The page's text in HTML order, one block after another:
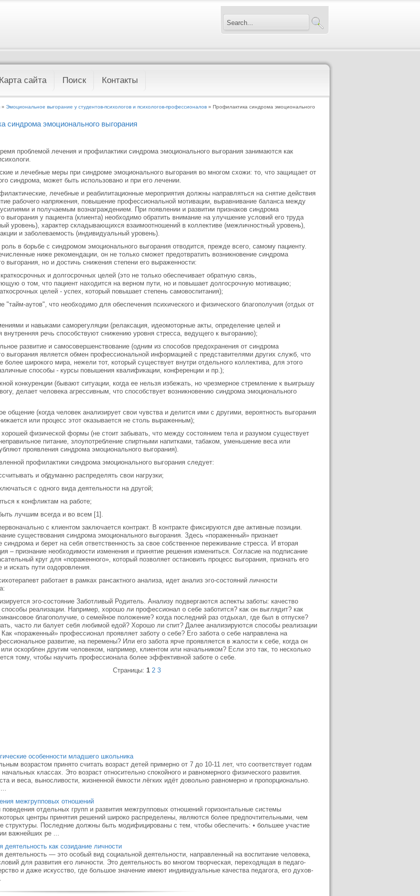
Карта сайта Поиск Контакты
» Эмоциональное выгорание у студентов-психологов и психологов-профессионалов » Профилактика синдрома эмоционального
синдрома эмоционального выгорания
проблемой лечения и профилактики синдрома эмоционального выгорания занимаются как
и лечебные меры при синдроме эмоционального выгорания во многом схожи: то, что защищает от
синдрома, может быть использовано и при его лечении.
лечебные и реабилитационные мероприятия должны направляться на снятие действия
рабочего напряжения, повышение профессиональной мотивации, выравнивание баланса между
и получаемым вознаграждением. При появлении и развитии признаков синдрома
выгорания у пациента (клиента) необходимо обратить внимание на улучшение условий его труда
уровень), характер складывающихся взаимоотношений в коллективе (межличностный уровень),
и заболеваемость (индивидуальный уровень).
в борьбе с синдромом эмоционального выгорания отводится, прежде всего, самому пациенту.
ниже рекомендации, он не только сможет предотвратить возникновение синдрома
выгорания, но и достичь снижения степени его выраженности:
и долгосрочных целей (это не только обеспечивает обратную связь,
о том, что пациент находится на верном пути, но и повышает долгосрочную мотивацию;
целей - успех, который повышает степень самовоспитания);
"тайм-аутов", что необходимо для обеспечения психического и физического благополучия (отдых от
и навыками саморегуляции (релаксация, идеомоторные акты, определение целей и
внутренняя речь способствуют снижению уровня стресса, ведущего к выгоранию);
развитие и самосовершенствование (одним из способов предохранения от синдрома
выгорания является обмен профессиональной информацией с представителями других служб, что
широкого мира, нежели тот, который существует внутри отдельного коллектива, для этого
способы - курсы повышения квалификации, конференции и пр.);
конкуренции (бывают ситуации, когда ее нельзя избежать, но чрезмерное стремление к выигрышу
делает человека агрессивным, что способствует возникновению синдрома эмоционального
общение (когда человек анализирует свои чувства и делится ими с другими, вероятность выгорания
или процесс этот оказывается не столь выраженным);
физической формы (не стоит забывать, что между состоянием тела и разумом существует
питание, злоупотребление спиртными напитками, табаком, уменьшение веса или
проявления синдрома эмоционального выгорания).
профилактики синдрома эмоционального выгорания следует:
и обдуманно распределять свои нагрузки;
с одного вида деятельности на другой;
к конфликтам на работе;
лучшим всегда и во всем [1].
с клиентом заключается контракт. В контракте фиксируются две активные позиции.
существования синдрома эмоционального выгорания. Здесь «пораженный» признает
синдрома и берет на себя ответственность за свое собственное переживание стресса. И вторая
– признание необходимости изменения и принятие решения измениться. Согласие на подписание
круг для «пораженного», который позволяет остановить процесс выгорания, признать его
и искать пути оздоровления.
работает в рамках рансактного анализа, идет анализ эго-состояний личности
эго-состояние Заботливый Родитель. Анализу подвергаются аспекты заботы: качество
реализации. Например, хорошо ли профессионал о себе заботится? как он выглядит? как
благополучие, о семейное положение? когда последний раз отдыхал, где был в отпуске?
часто ли балует себя любимой едой? Хорошо ли спит? Далее анализируются способы реализации
«пораженный» профессионал проявляет заботу о себе? Его забота о себе направлена на
развитие, на перемены? Или его забота ярче проявляется в жалости к себе, когда он
оскорблен другим человеком, например, клиентом или начальником? Если это так, то несколько
тому, чтобы научить профессионала более эффективной заботе о себе.
Страницы: 1 2 3
особенности младшего школьника
возрастом принято считать возраст детей примерно от 7 до 10-11 лет, что соответствует годам
начальных классах. Это возраст относительно спокойного и равномерного физического развития.
и веса, выносливости, жизненной ёмкости лёгких идёт довольно равномерно и пропорционально.
межгрупповых отношений
поведения отдельных групп и развития межгрупповых отношений горизонтальные системы
центры принятия решений широко распределены, являются более предпочтительными, чем
структуры. Последние должны быть модифицированы с тем, чтобы обеспечить: • большее участие
важнейших ре ...
деятельность как созидание личности
деятельность — это особый вид соци­альной деятельности, направленный на воспитание чело­века,
для развития его личности. Это деятельность во многом творческая, переходящая в педаго­
и даже искусство, где большое значе­ние имеют индивидуальные качества педагога, его духов­